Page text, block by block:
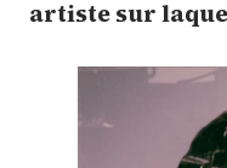
artiste sur